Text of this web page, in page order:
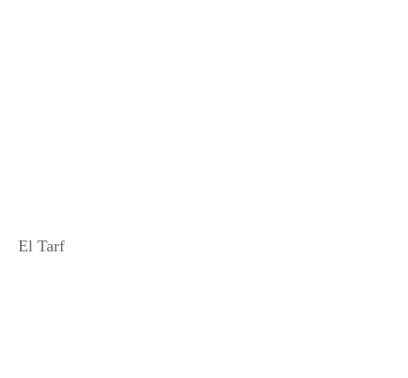
El Tarf